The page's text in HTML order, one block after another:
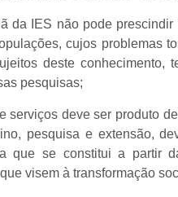
da IES não pode
cujos problemas
deste conhecimento,
pesquisas;
serviços deve ser produto
pesquisa e extensão,
que se constitui a partir
visem à transformação